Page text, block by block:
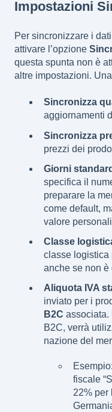
Impostazioni
Per sincronizzare i
attivare l’opzione
questa spunta non è
altre impostazioni.
Sincronizza
aggiornamenti
Sincronizza
prezzi dei
Giorni
specifica il
preparare la
come default,
valore
Classe
classe logistica
anche se non
Aliquota IVA
inviato per i
B2C associata.
B2C, verrà
nazione del
fiscale
22% per